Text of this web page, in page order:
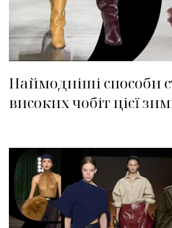
Наймодніші способи
високих чобіт цієї